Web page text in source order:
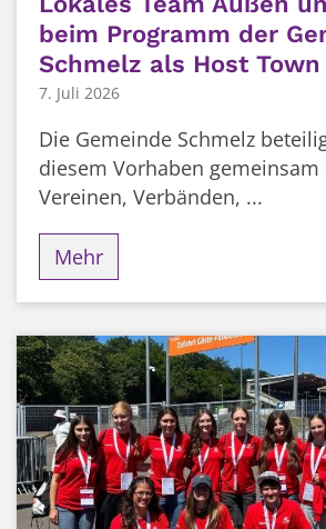
beim Programm der
Schmelz als Host Town
7. Juli 2026
Die Gemeinde Schmelz
diesem Vorhaben
Vereinen, Verbänden, ...
Mehr